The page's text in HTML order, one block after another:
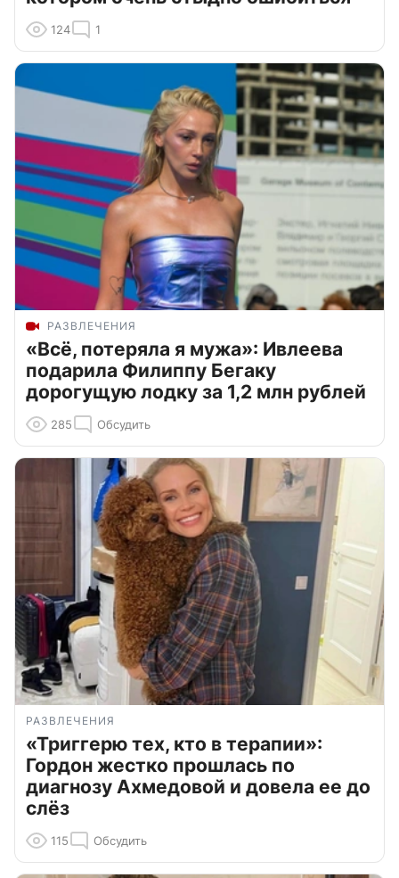
124 1
РАЗВЛЕЧЕНИЯ
«Всё, потеряла я мужа»: Ивлеева
подарила Филиппу Бегаку
дорогущую лодку за 1,2 млн рублей
285 Обсудить
РАЗВЛЕЧЕНИЯ
«Триггерю тех, кто в терапии»:
Гордон жестко прошлась по
диагнозу Ахмедовой и довела ее до
слёз
115 Обсудить